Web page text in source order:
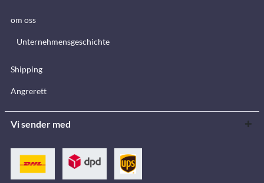
om oss
Unternehmensgeschichte
Shipping
Angrerett
Vi sender med